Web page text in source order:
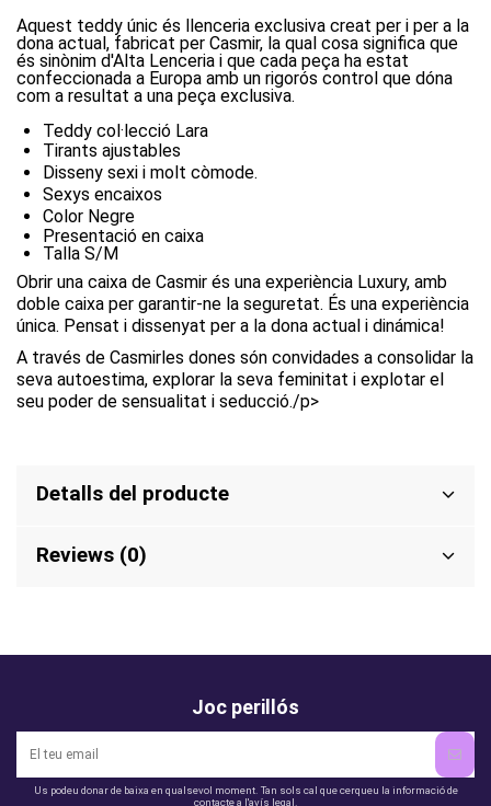
Aquest teddy únic és llenceria exclusiva creat per i per a la
dona actual, fabricat per Casmir, la qual cosa significa que
és sinònim d'Alta Lenceria i que cada peça ha estat
confeccionada a Europa amb un rigorós control que dóna
com a resultat a una peça exclusiva.
Teddy col·lecció Lara
Tirants ajustables
Disseny sexi i molt còmode.
Sexys encaixos
Color Negre
Presentació en caixa
Talla S/M
Obrir una caixa de Casmir és una experiència Luxury, amb
doble caixa per garantir-ne la seguretat. És una experiència
única. Pensat i dissenyat per a la dona actual i dinámica!
A través de Casmirles dones són convidades a consolidar la
seva autoestima, explorar la seva feminitat i explotar el
seu poder de sensualitat i seducció./p>
Detalls del producte
Reviews (0)
Joc perillós
Us podeu donar de baixa en qualsevol moment. Tan sols cal que cerqueu la informació de
contacte a l'avís legal.